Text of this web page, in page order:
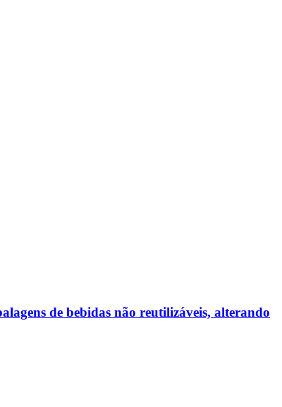
de bebidas não reutilizáveis, alterando